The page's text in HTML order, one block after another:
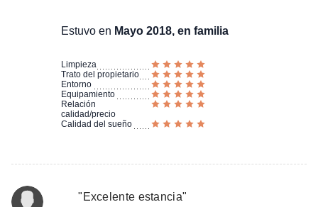
Estuvo en Mayo 2018, en familia
Limpieza
Trato del propietario
Entorno
Equipamiento
Relación
calidad/precio
Calidad del sueño
" Excelente estancia"